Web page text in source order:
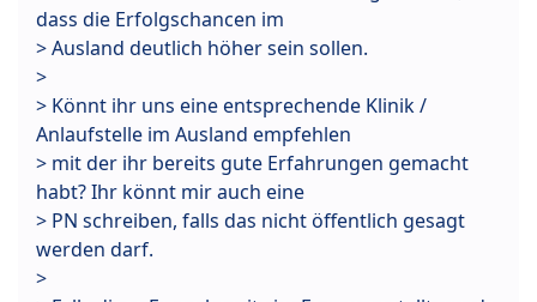
dass die Erfolgschancen im
> Ausland deutlich höher sein sollen.
>
> Könnt ihr uns eine entsprechende Klinik /
Anlaufstelle im Ausland empfehlen
> mit der ihr bereits gute Erfahrungen gemacht
habt? Ihr könnt mir auch eine
> PN schreiben, falls das nicht öffentlich gesagt
werden darf.
>